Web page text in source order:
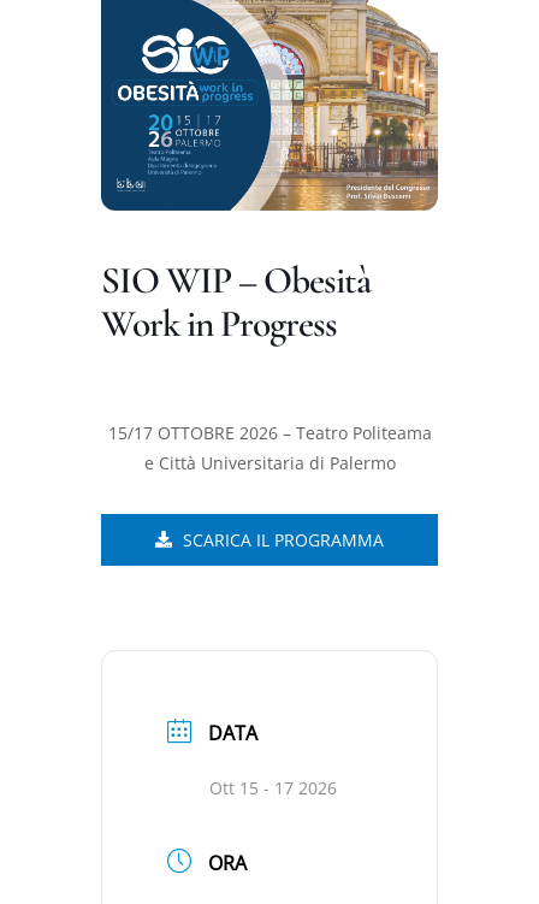
DIVULGAZIONE
RETE CENTRI
AREA SOCI
CONTATTI
SIO WIP – Obesità
Work in Progress
15/17 OTTOBRE 2026 – Teatro Politeama
e Città Universitaria di Palermo
SCARICA IL PROGRAMMA
DATA
Ott 15 - 17 2026
ORA